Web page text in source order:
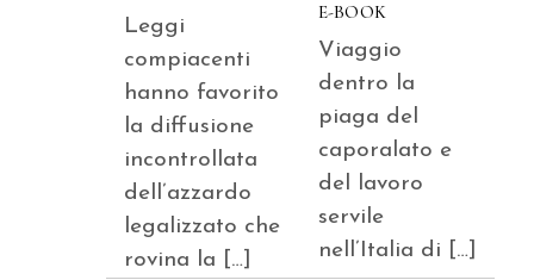
Leggi
compiacenti
hanno favorito
la diffusione
incontrollata
dell’azzardo
legalizzato che
rovina la […]
E-BOOK
Viaggio
dentro la
piaga del
caporalato e
del lavoro
servile
nell’Italia di […]